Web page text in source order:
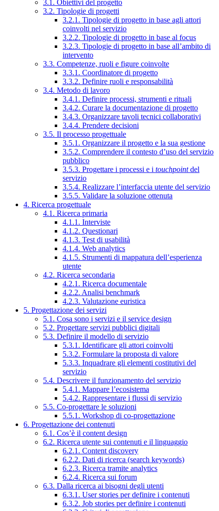
3.1. Obiettivi del progetto
3.2. Tipologie di progetti
3.2.1. Tipologie di progetto in base agli attori
coinvolti nel servizio
3.2.2. Tipologie di progetto in base al focus
3.2.3. Tipologie di progetto in base all’ambito di
intervento
3.3. Competenze, ruoli e figure coinvolte
3.3.1. Coordinatore di progetto
3.3.2. Definire ruoli e responsabilità
3.4. Metodo di lavoro
3.4.1. Definire processi, strumenti e rituali
3.4.2. Curare la documentazione di progetto
3.4.3. Organizzare tavoli tecnici collaborativi
3.4.4. Prendere decisioni
3.5. Il processo progettuale
3.5.1. Organizzare il progetto e la sua gestione
3.5.2. Comprendere il contesto d’uso del servizio
pubblico
3.5.3. Progettare i processi e i touchpointdel
servizio
3.5.4. Realizzare l’interfaccia utente del servizio
3.5.5. Validare la soluzione ottenuta
4. Ricerca progettuale
4.1. Ricerca primaria
4.1.1. Interviste
4.1.2. Questionari
4.1.3. Test di usabilità
4.1.4. Web analytics
4.1.5. Strumenti di mappatura dell’esperienza
utente
4.2. Ricerca secondaria
4.2.1. Ricerca documentale
4.2.2. Analisi benchmark
4.2.3. Valutazione euristica
5. Progettazione dei servizi
5.1. Cosa sono i servizi e il service design
5.2. Progettare servizi pubblici digitali
5.3. Definire il modello di servizio
5.3.1. Identificare gli attori coinvolti
5.3.2. Formulare la proposta di valore
5.3.3. Inquadrare gli elementi costitutivi del
servizio
5.4. Descrivere il funzionamento del servizio
5.4.1. Mappare l’ecosistema
5.4.2. Rappresentare i flussi di servizio
5.5. Co-progettare le soluzioni
5.5.1. Workshop di co-progettazione
6. Progettazione dei contenuti
6.1. Cos’è il content design
6.2. Ricerca utente sui contenuti e il linguaggio
6.2.1. Content discovery
6.2.2. Dati di ricerca (search keywords)
6.2.3. Ricerca tramite analytics
6.2.4. Ricerca sui forum
6.3. Dalla ricerca ai bisogni degli utenti
6.3.1. User stories per definire i contenuti
6.3.2. Job stories per definire i contenuti